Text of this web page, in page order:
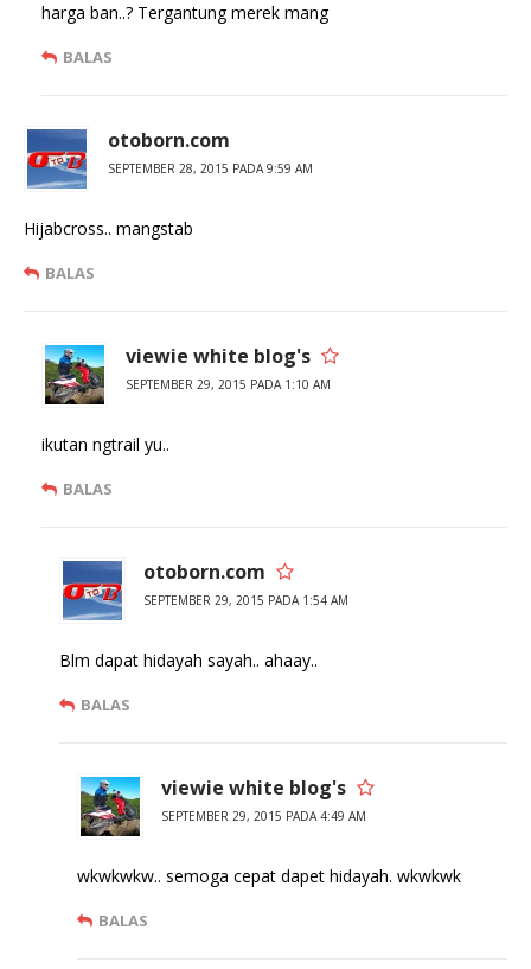
harga ban..? Tergantung merek mang
BALAS
otoborn.com
SEPTEMBER 28, 2015 PADA 9:59 AM
Hijabcross.. mangstab
BALAS
viewie white blog's
SEPTEMBER 29, 2015 PADA 1:10 AM
ikutan ngtrail yu..
BALAS
otoborn.com
SEPTEMBER 29, 2015 PADA 1:54 AM
Blm dapat hidayah sayah.. ahaay..
BALAS
viewie white blog's
SEPTEMBER 29, 2015 PADA 4:49 AM
wkwkwkw.. semoga cepat dapet hidayah. wkwkwk
BALAS